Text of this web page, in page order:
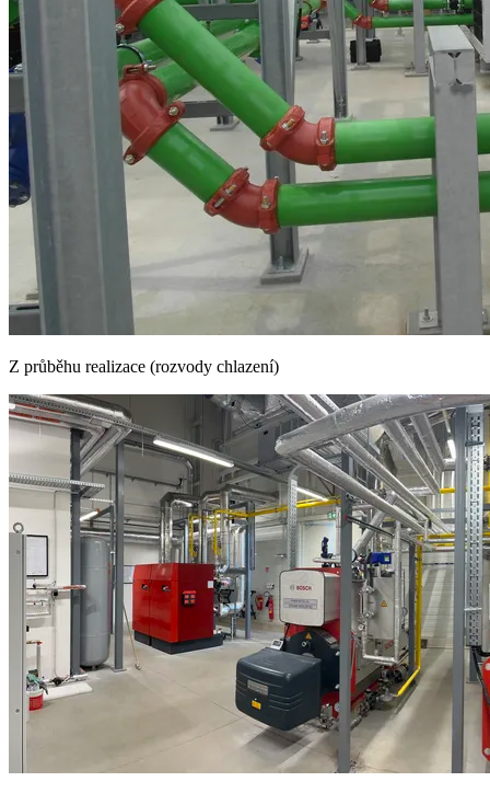
Z průběhu realizace (rozvody chlazení)